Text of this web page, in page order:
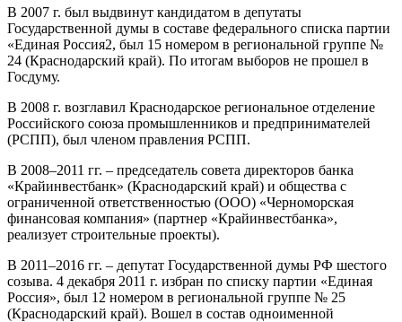
В 2007 г. был выдвинут кандидатом в депутаты
Государственной думы в составе федерального списка партии
«Единая Россия2, был 15 номером в региональной группе №
24 (Краснодарский край). По итогам выборов не прошел в
Госдуму.
В 2008 г. возглавил Краснодарское региональное отделение
Российского союза промышленников и предпринимателей
(РСПП), был членом правления РСПП.
В 2008–2011 гг. – председатель совета директоров банка
«Крайинвестбанк» (Краснодарский край) и общества с
ограниченной ответственностью (ООО) «Черноморская
финансовая компания» (партнер «Крайинвестбанка»,
реализует строительные проекты).
В 2011–2016 гг. – депутат Государственной думы РФ шестого
созыва. 4 декабря 2011 г. избран по списку партии «Единая
Россия», был 12 номером в региональной группе № 25
(Краснодарский край). Вошел в состав одноименной